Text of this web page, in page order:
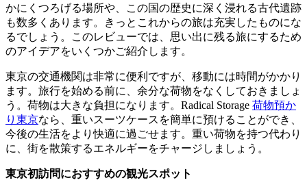
かにくつろげる場所や、この国の歴史に深く浸れる古代遺跡
も数多くあります。きっとこれからの旅は充実したものにな
るでしょう。このレビューでは、思い出に残る旅にするため
のアイデアをいくつかご紹介します。
東京の交通機関は非常に便利ですが、移動には時間がかかり
ます。旅行を始める前に、余分な荷物をなくしておきましょ
う。荷物は大きな負担になります。Radical Storage 荷物預か
り東京なら、重いスーツケースを簡単に預けることができ、
今後の生活をより快適に過ごせます。重い荷物を持つ代わり
に、街を散策するエネルギーをチャージしましょう。
東京初訪問におすすめの観光スポット